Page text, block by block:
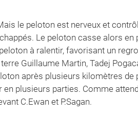
le peloton est nerveux et
Le peloton casse alors
à ralentir, favorisant un
Guillaume Martin, Tadej
après plusieurs kilomètres
plusieurs parties. Comme
C.Ewan et P.Sagan.